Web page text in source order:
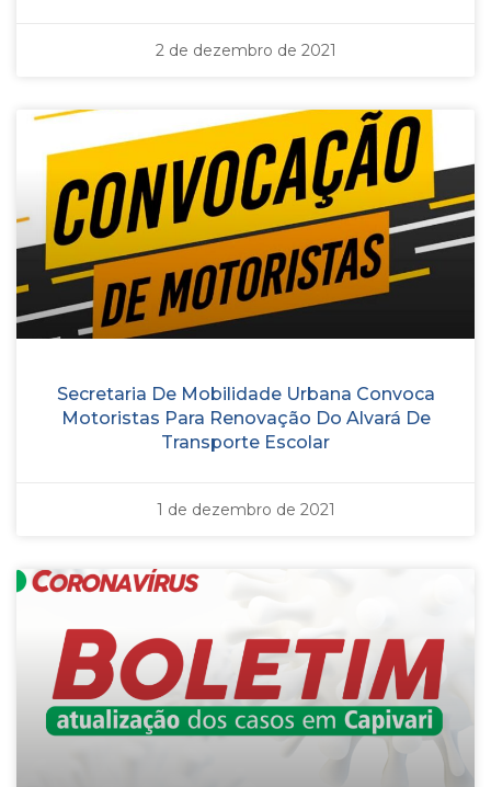
2 de dezembro de 2021
Secretaria De Mobilidade Urbana Convoca
Motoristas Para Renovação Do Alvará De
Transporte Escolar
1 de dezembro de 2021